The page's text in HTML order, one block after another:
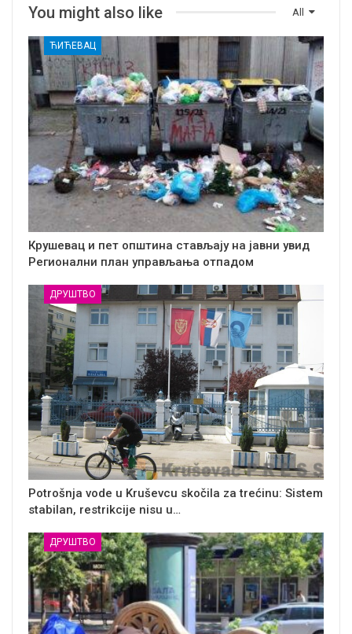
All
You might also like
ЋИЋЕВАЦ
Крушевац и пет општина стављају на јавни увид
Регионални план управљања отпадом
ДРУШТВО
Potrošnja vode u Kruševcu skočila za trećinu: Sistem
stabilan, restrikcije nisu u…
ДРУШТВО